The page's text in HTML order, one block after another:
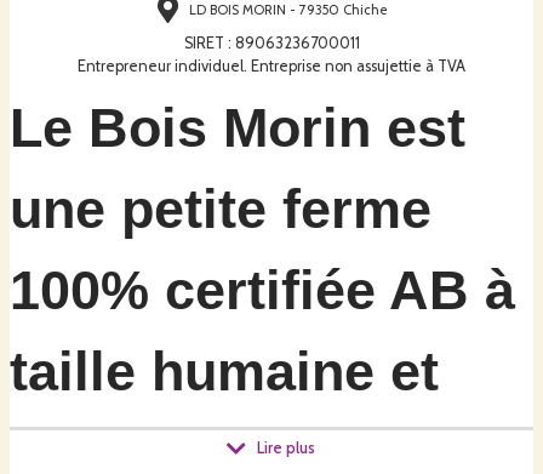
LD BOIS MORIN - 79350 Chiche
SIRET : 89063236700011
Entrepreneur individuel. Entreprise non assujettie à TVA
Le Bois Morin est
une petite ferme
100% certifiée AB à
taille humaine et
donc tournée vers
Lire plus